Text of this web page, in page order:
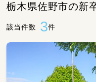
栃木県佐野市の新
該当件数 3件